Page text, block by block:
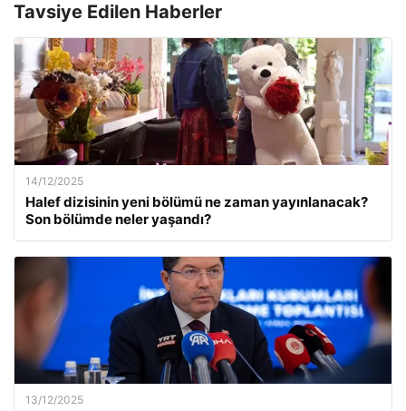
Tavsiye Edilen Haberler
14/12/2025
Halef dizisinin yeni bölümü ne zaman yayınlanacak?
Son bölümde neler yaşandı?
13/12/2025